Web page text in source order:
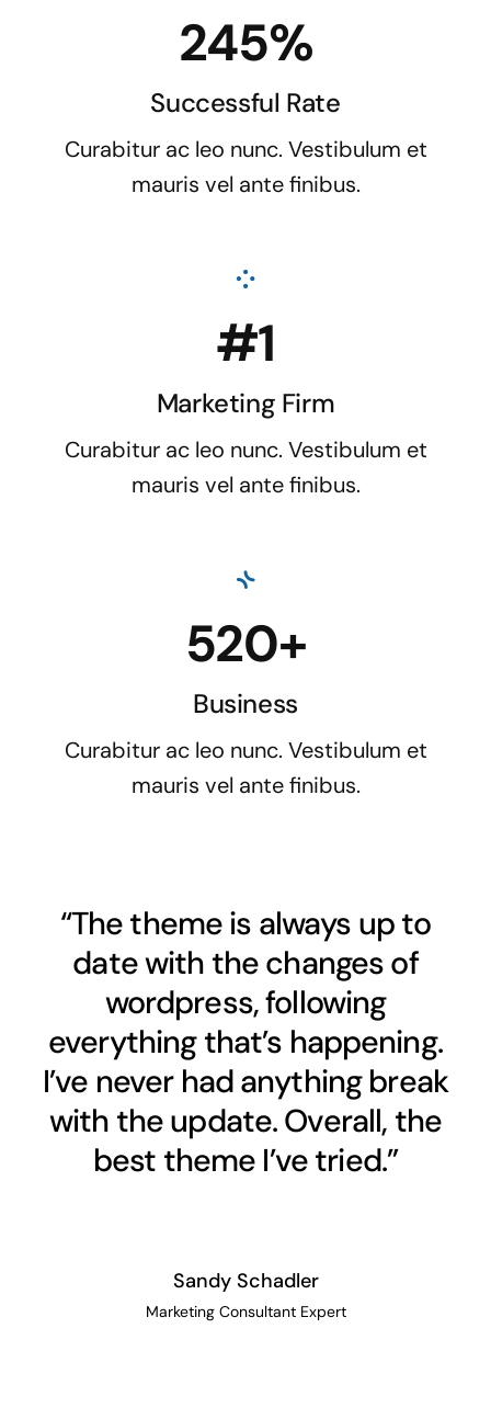
245%
Successful Rate
Curabitur ac leo nunc. Vestibulum et
mauris vel ante finibus.
#1
Marketing Firm
Curabitur ac leo nunc. Vestibulum et
mauris vel ante finibus.
520+
Business
Curabitur ac leo nunc. Vestibulum et
mauris vel ante finibus.
“The theme is always up to
date with the changes of
wordpress, following
everything that’s happening.
I’ve never had anything break
with the update. Overall, the
best theme I’ve tried.”
Sandy Schadler
Marketing Consultant Expert